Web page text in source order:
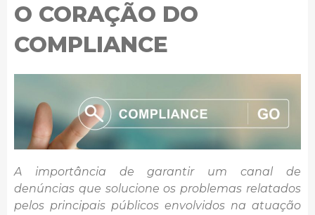
O CORAÇÃO DO
COMPLIANCE
A importância de garantir um canal de
denúncias que solucione os problemas relatados
pelos principais públicos envolvidos na atuação